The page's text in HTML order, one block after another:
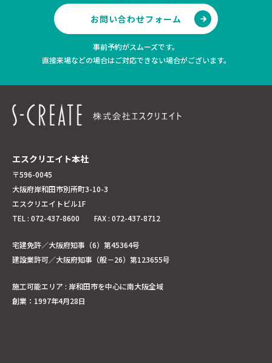
エスクリエイト本社
〒596-0045
大阪府岸和田市別所町3-10-3
エスクリエイトビル1F
TEL : 072-437-8600 FAX : 072-437-8712
宅建免許／大阪府知事（6）第45364号
建設業許可／大阪府知事（般－26）第123655号
施工可能エリア : 岸和田市を中心に南大阪全域
創業：1997年4月28日
お問い合わせフォーム
事前予約がスムーズです。
直接来場などの場合はご対応できない場合がございます。